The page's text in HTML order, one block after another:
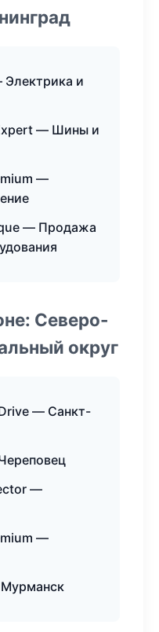
и
— Шины и
—
— Продажа
Северо-
округ
— Санкт-
—
—